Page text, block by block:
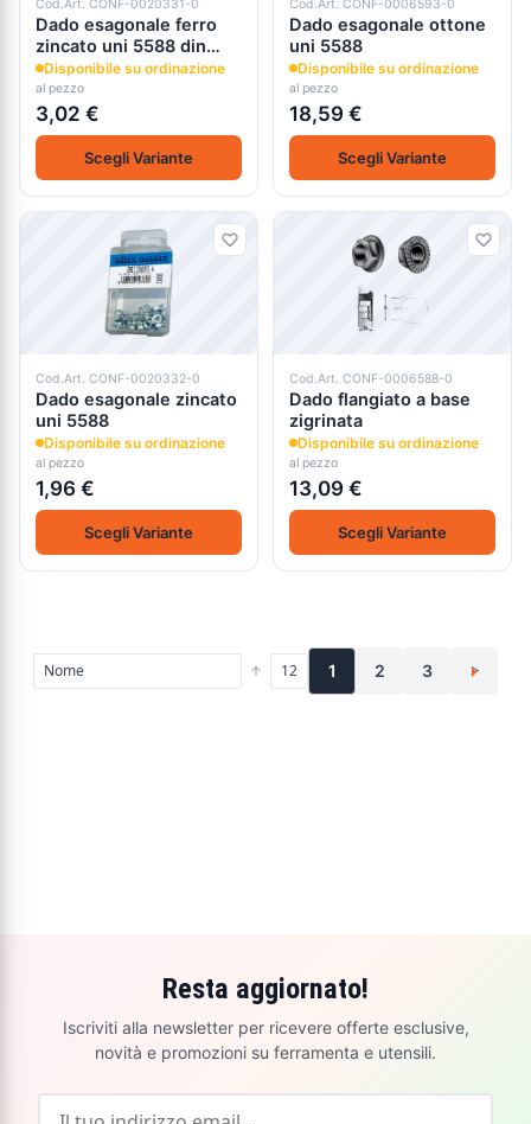
Cod.Art. CONF-0020331-0
Dado esagonale ferro
zincato uni 5588 din
934
Disponibile su ordinazione
al pezzo
3,02 €
Scegli Variante
Cod.Art. CONF-0006593-0
Dado esagonale ottone
uni 5588
Disponibile su ordinazione
al pezzo
18,59 €
Scegli Variante
Cod.Art. CONF-0020332-0
Dado esagonale zincato
uni 5588
Disponibile su ordinazione
al pezzo
1,96 €
Scegli Variante
Cod.Art. CONF-0006588-0
Dado flangiato a base
zigrinata
Disponibile su ordinazione
al pezzo
13,09 €
Scegli Variante
1 2 3 >
Resta aggiornato!
Iscriviti alla newsletter per ricevere offerte esclusive,
novità e promozioni su ferramenta e utensili.